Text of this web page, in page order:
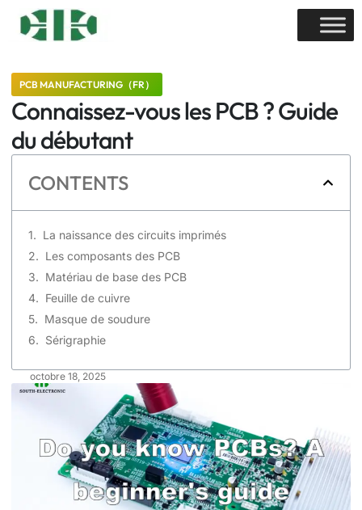
PCB MANUFACTURING（FR）
Connaissez-vous les PCB ? Guide
du débutant
CONTENTS
La naissance des circuits imprimés
Les composants des PCB
Matériau de base des PCB
Feuille de cuivre
Masque de soudure
Sérigraphie
octobre 18, 2025